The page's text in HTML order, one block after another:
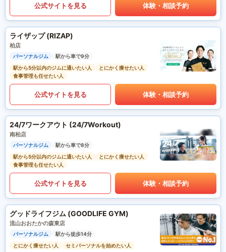
公式サイトを見る 体験・相談予約
ライザップ (RIZAP)
柏店
パーソナルジム
駅から車で9分
駅から5分以内のジムに通いたい人
とにかく痩せたい人
食事管理も任せたい人
公式サイトを見る 体験・相談予約
24/7ワークアウト (24/7Workout)
南柏店
パーソナルジム
駅から車で8分
駅から5分以内のジムに通いたい人
とにかく痩せたい人
食事管理も任せたい人
公式サイトを見る 体験・相談予約
グッドライフジム (GOODLIFE GYM)
流山おおたかの森東店
パーソナルジム
駅から徒歩14分
とにかく痩せたい人
セミパーソナルを始めたい人